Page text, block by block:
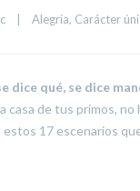
Alegría, Carácter
dice qué, se dice
casa de tus primos,
estos 17 escenarios